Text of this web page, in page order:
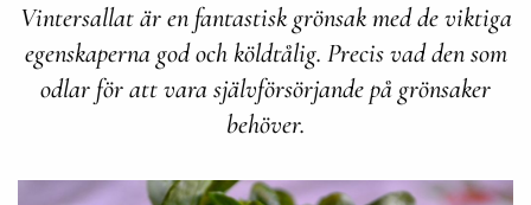
Vintersallat är en fantastisk grönsak med de viktiga
egenskaperna god och köldtålig. Precis vad den som
odlar för att vara självförsörjande på grönsaker
behöver.